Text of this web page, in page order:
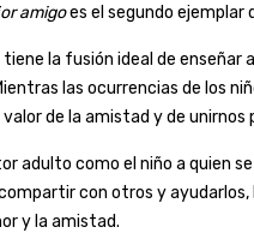
amigoes el segundo ejemplar
la fusión ideal de
las ocurrencias de los
de la amistad y de unirnos
adulto como el niño a quien
con otros y ayudarlos,
y la amistad.